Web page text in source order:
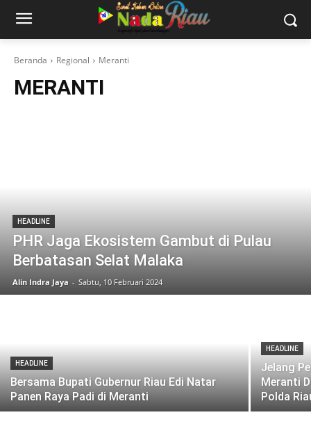
Beranda Regional Meranti
MERANTI
HEADLINE
PHR Jaga Ekosistem Gambut di Pulau
Berbatasan Selat Malaka
Alin Indra Jaya - Sabtu, 10 Februari 2024
HEADLINE
Bersama Bupati Gubernur Riau Edi Natar
Panen Raya Padi di Meranti
HEADLINE
Jelang
Meranti
Polda